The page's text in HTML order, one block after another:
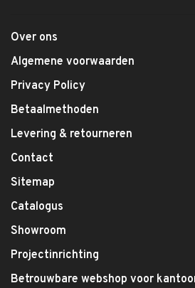
Over ons
Algemene voorwaarden
Privacy Policy
Betaalmethoden
Levering & retourneren
Contact
Sitemap
Catalogus
Showroom
Projectinrichting
Betrouwbare webshop voor